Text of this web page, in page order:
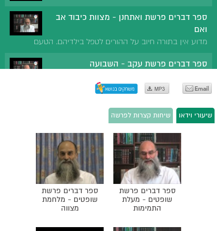
ספר דברים פרשת ואתחנן - מצוות כיבוד אב
ואם
מדוע אין בתורה חיוב על ההורים לטפל בילדיהם. הטעם
לשמוע בקול ההורים. שכר מצוות כיבוד אב ואם.
ספר דברים פרשת עקב - השבועה
בבית דין? חומרת השבועה בשם ה'. עונש על אי
ההיתר לאכול בשר. דעתו של רבנו סעדיה גאון.
מאכלו של שלמה. מדוע הותר לנח ובניו לאכול בשר.
מצוות אכילת בשר ביום טוב.
ספר דברים פרשת שופטים - מגידי עתידות
"תמים תהיה עם ה' אלוקיך". האיסור ללכת למגידי
עתידות. אין לפחד מקיום דבריהם של מגידי
ספר דברים פרשת כי תצא - רחמנות במלחמה
במלחמה אסור לרחם על אויבים. ברית השלום
שכרת אחאב עם בן הדד מלך ארם. החמלה על
רשעים אכזריות היא. הדרכה ללוחמים.
ספר דברים פרשת כי תבוא - מקרא ביכורים
מצוות הבאת ביכורים. מקרא ביכורים. "ארמי אובד
אבי". הגדה של פסח. מי הוא "ארמי אובד אבי"?
שיעורי וידאו שיחות קצרות לפרשה
ספר דברים פרשת
שופטים - מעלת
התמימות
ספר דברים פרשת
שופטים - מלחמת
מצווה